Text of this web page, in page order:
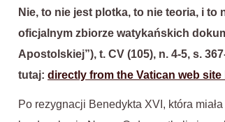
Nie, to nie jest plotka, to nie teoria, i
oficjalnym zbiorze watykańskich
Apostolskiej”), t. CV (105), n. 4-5, s.
tutaj: directly from the Vatican web site
Po rezygnacji Benedykta XVI, która